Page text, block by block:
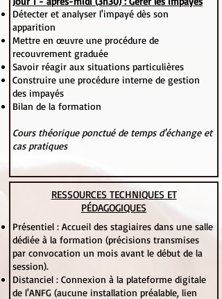
Détecter et analyser l'impayé dès son
apparition
Mettre en œuvre une procédure de
recouvrement graduée
Savoir réagir aux situations particulières
Construire une procédure interne de gestion
des impayés
Bilan de la formation
Cours théorique ponctué de temps d'échange et
cas pratiques
RESSOURCES TECHNIQUES ET
PÉDAGOGIQUES
Présentiel : Accueil des stagiaires dans une salle
dédiée à la formation (précisions transmises
par convocation un mois avant le début de la
session).
Distanciel : Connexion à la plateforme digitale
de l'ANFG (aucune installation préalable, lien